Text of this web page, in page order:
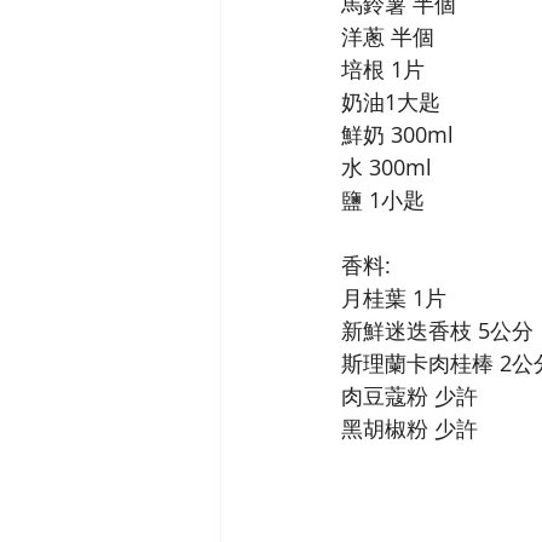
洋蔥 半個
培根 1片
奶油1大匙
鮮奶 300ml
水 300ml
鹽 1小匙
香料:
月桂葉 1片
新鮮迷迭香枝 5公分
斯理蘭卡肉桂棒 2公
肉豆蔻粉 少許
黑胡椒粉 少許